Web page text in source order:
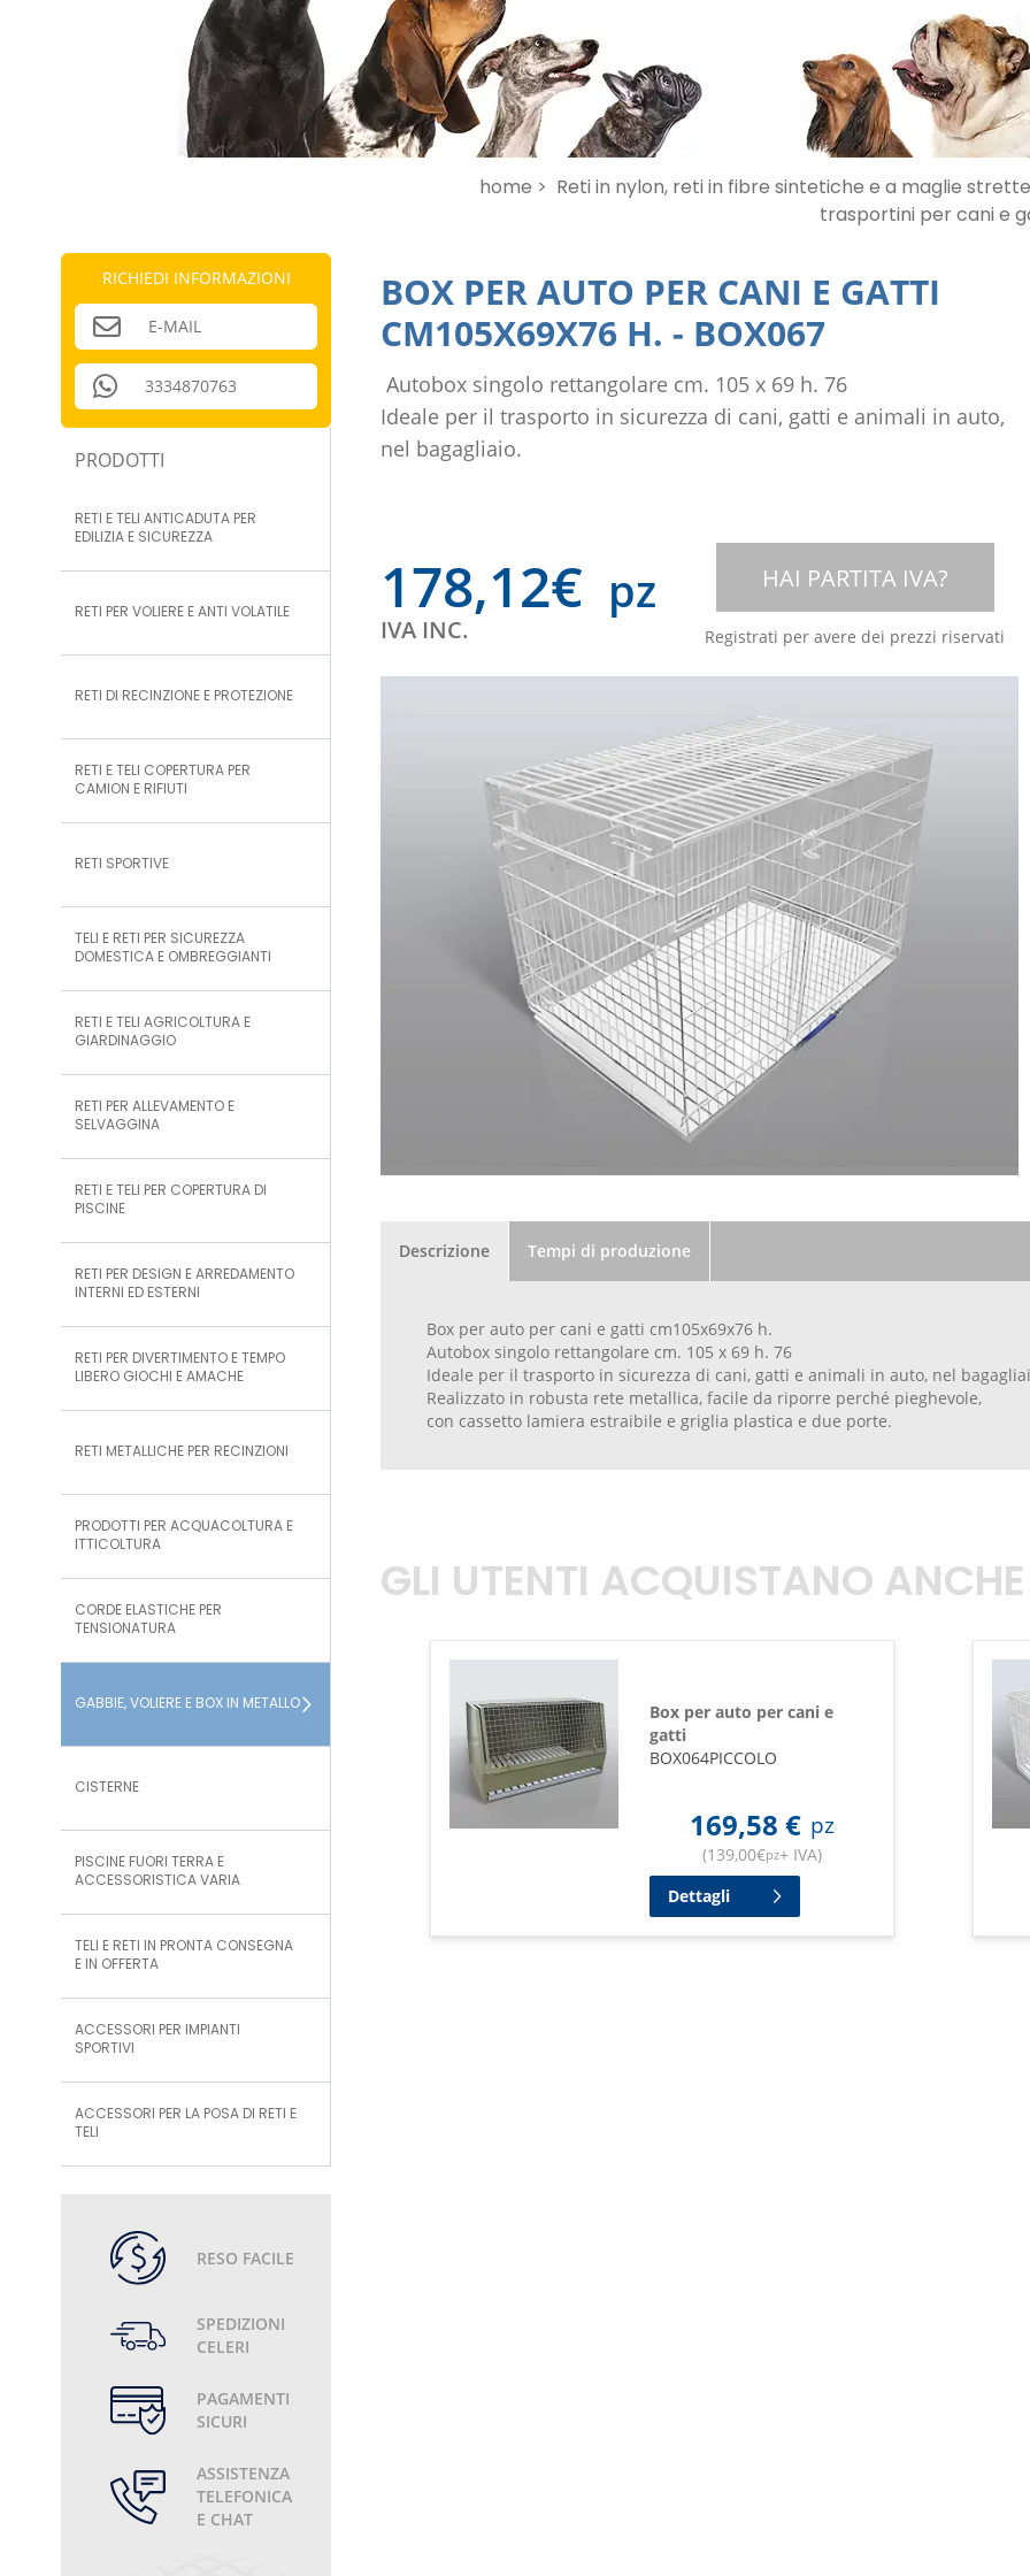
RICHIEDI INFORMAZIONI
E-MAIL
3334870763
PRODOTTI
RETI E TELI ANTICADUTA PER
EDILIZIA E SICUREZZA
RETI PER VOLIERE E ANTI VOLATILE
RETI DI RECINZIONE E PROTEZIONE
RETI E TELI COPERTURA PER
CAMION E RIFIUTI
RETI SPORTIVE
TELI E RETI PER SICUREZZA
DOMESTICA E OMBREGGIANTI
RETI E TELI AGRICOLTURA E
GIARDINAGGIO
RETI PER ALLEVAMENTO E
SELVAGGINA
RETI E TELI PER COPERTURA DI
PISCINE
RETI PER DESIGN E ARREDAMENTO
INTERNI ED ESTERNI
RETI PER DIVERTIMENTO E TEMPO
LIBERO GIOCHI E AMACHE
RETI METALLICHE PER RECINZIONI
PRODOTTI PER ACQUACOLTURA E
ITTICOLTURA
CORDE ELASTICHE PER
TENSIONATURA
GABBIE, VOLIERE E BOX IN METALLO
CISTERNE
PISCINE FUORI TERRA E
ACCESSORISTICA VARIA
TELI E RETI IN PRONTA CONSEGNA
E IN OFFERTA
ACCESSORI PER IMPIANTI
SPORTIVI
ACCESSORI PER LA POSA DI RETI E
TELI
RESO FACILE
SPEDIZIONI
CELERI
PAGAMENTI
SICURI
ASSISTENZA
TELEFONICA
E CHAT
home > Reti in nylon, reti in fibre sintetiche e a maglie
trasportini per cani e
BOX PER AUTO PER CANI E GATTI
CM105X69X76 H. - BOX067
Autobox singolo rettangolare cm. 105 x 69 h. 76
Ideale per il trasporto in sicurezza di cani, gatti e animali in auto,
nel bagagliaio.
178,12€ pz
IVA INC.
HAI PARTITA IVA?
Registrati per avere dei prezzi riservati
Descrizione Tempi di produzione
Box per auto per cani e gatti cm105x69x76 h.
Autobox singolo rettangolare cm. 105 x 69 h. 76
Ideale per il trasporto in sicurezza di cani, gatti e animali in auto, nel
Realizzato in robusta rete metallica, facile da riporre perché pieghevole,
con cassetto lamiera estraibile e griglia plastica e due porte.
GLI UTENTI ACQUISTANO ANCHE
Box per auto per cani e
gatti
BOX064PICCOLO
169,58 € pz
(139,00€pz+ IVA)
Dettagli